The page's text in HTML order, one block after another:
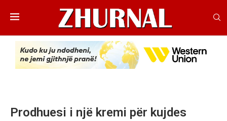
Prodhuesi i një kremi për kujdes